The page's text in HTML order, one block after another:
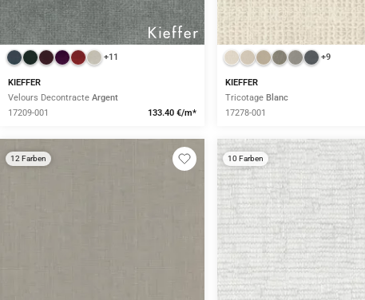
+11
KIEFFER
Velours Decontracte Argent
17209-001
133.40 €/m*
+9
KIEFFER
Tricotage Blanc
17278-001
12 Farben 10 Farben